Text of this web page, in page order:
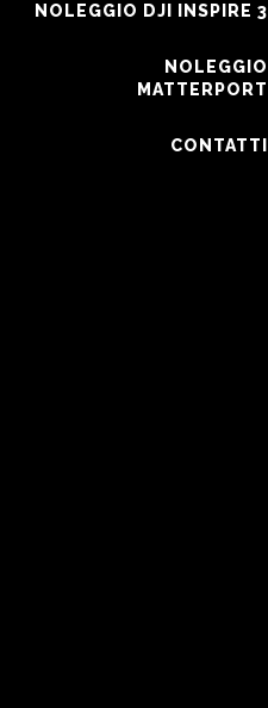
NOLEGGIO DJI INSPIRE 3
NOLEGGIO
MATTERPORT
CONTATTI